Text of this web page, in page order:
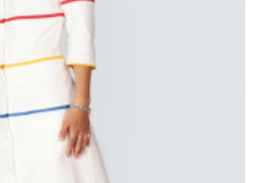
Optionen
können
auf
Produktseite
gewählt